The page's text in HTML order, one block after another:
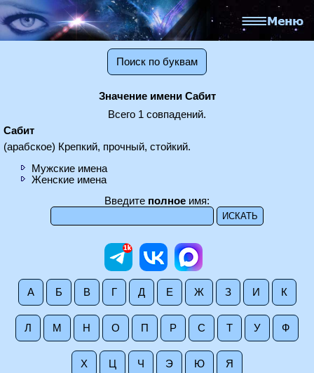
Поиск по буквам
Значение имени Сабит
Всего 1 совпадений.
Сабит
(арабское) Крепкий, прочный, стойкий.
Мужские имена
Женские имена
Введите полное имя:
А Б В Г Д Е Ж З И К
Л М Н О П Р С Т У Ф
Х Ц Ч Э Ю Я